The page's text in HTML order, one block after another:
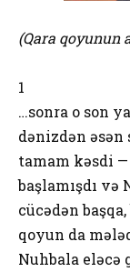
(Qara qoyunun
1
…sonra o son
dənizdən əsən
tamam kəsdi
başlamışdı
cücədən
qoyun da
Nuhbala eləcə